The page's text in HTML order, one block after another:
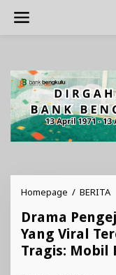
Homepage / BERITA
Drama
Yang Viral
Tragis: Mobil